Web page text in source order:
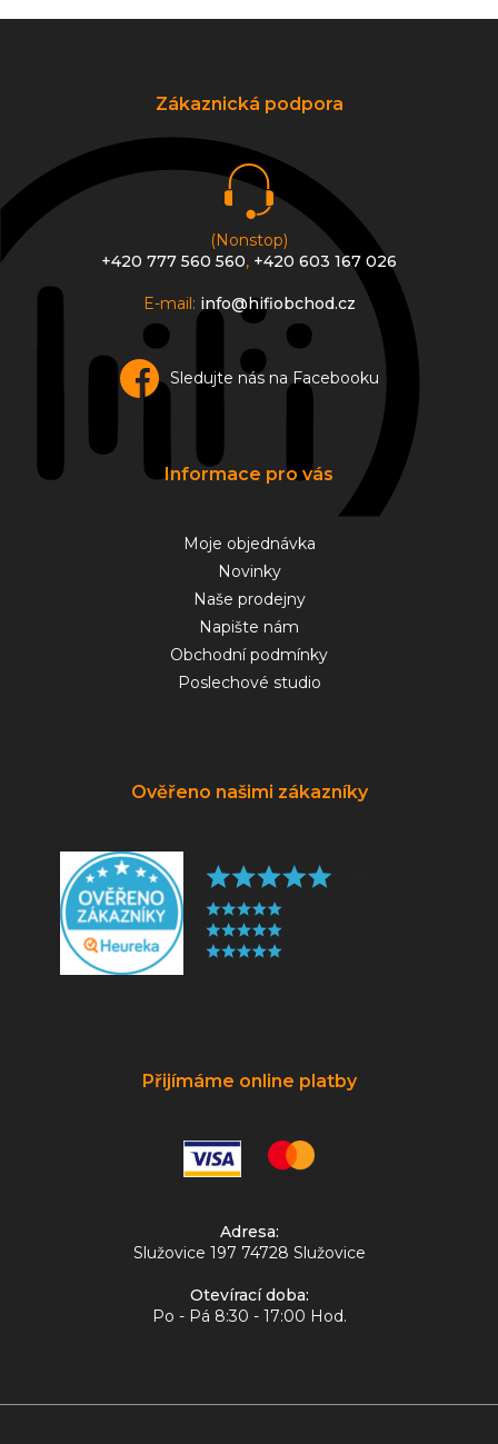
Zákaznická podpora
(Nonstop)
+420 777 560 560, +420 603 167 026
E-mail: info@hifiobchod.cz
Sledujte nás na Facebooku
Informace pro vás
Moje objednávka
Novinky
Naše prodejny
Napište nám
Obchodní podmínky
Poslechové studio
Ověřeno našimi zákazníky
Přijímáme online platby
Adresa:
Služovice 197 74728 Služovice
Otevírací doba:
Po - Pá 8:30 - 17:00 Hod.